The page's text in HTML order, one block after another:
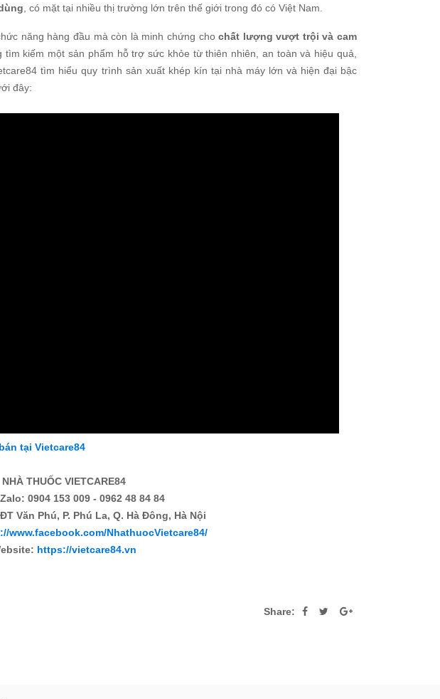
, có mặt tại nhiều thị trường lớn trên thế giới trong đó có Việt Nam.
năng hàng đầu mà còn là minh chứng chochất lượng vượt trội và cam
tìm kiếm một sản phẩm hỗ trợ sức khỏe từ thiên nhiên, an toàn và hiệu quả,
tìm hiểu quy trình sản xuất khép kín tại nhà máy lớn và hiện đại bậc
đây:
tại Vietcare84
NHÀ THUỐC VIETCARE84
0904 153 009 - 0962 48 84 84
Văn Phú, P. Phú La, Q. Hà Đông, Hà Nội
www.facebook.com/NhathuocVietcare84/
https://vietcare84.vn
Share: